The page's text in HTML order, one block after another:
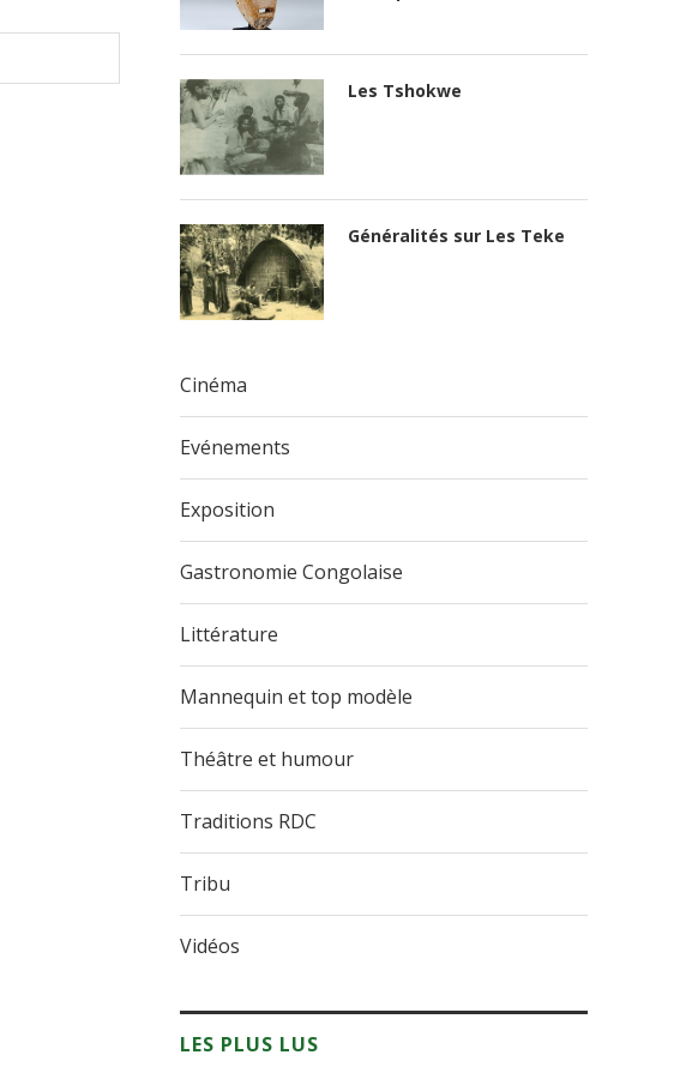
Les Tshokwe
Généralités sur Les Teke
Cinéma
Evénements
Exposition
Gastronomie Congolaise
Littérature
Mannequin et top modèle
Théâtre et humour
Traditions RDC
Tribu
Vidéos
LES PLUS LUS